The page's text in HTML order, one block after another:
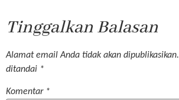
Tinggalkan Balasan
Alamat email Anda tidak akan dipublikasikan.
ditandai *
Komentar *